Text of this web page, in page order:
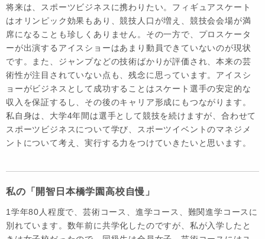
将来は、スポーツビジネスに携わりたい。フィギュアスケート
はオリンピック効果もあり、競技人口が増え、競技会会場が満
席になることも珍しくありません。その一方で、プロスケータ
ーが出演するアイスショーはあまり動員できていないのが現状
です。また、ジャンプなどの技術ばかりが評価され、本来の芸
術性が注目されていない点も、残念に思っています。アイスシ
ョーがビジネスとして成功することはスケート選手の安定的な
収入を保証するし、その後のキャリア形成にもつながります。
私自身は、大学4年間は選手として競技を続けますが、合わせて
スポーツビジネスについて学び、スポーツイベントのマネジメ
ントについて考え、実行する力をつけていきたいと思います。
私の「開智日本橋学園高校自慢」
1学年80人程度で、芸術コース、進学コース、難関進学コースに
別れています。数年前に共学化したのですが、私が入学したと